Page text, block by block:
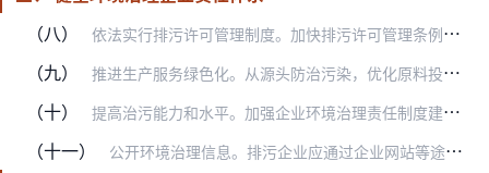
（八）
依法实行排污许可管理制度。加快排污许可管理条例立法进程，完善排污许可制度，加强对企业排污行为的监督检查。按照新老有别、平稳过渡原则，妥善处理排污许可与环评制度的…
（九） 推进生产服务绿色化。从源头防治污染，优化原料投入，依法依规淘汰落后生产工艺技术。积极践行绿色生产方式，大力开展技术创新，加大清洁生产推行力度，加强全过程管理，减…
（十） 提高治污能力和水平。加强企业环境治理责任制度建设，督促企业严格执行法律法规，接受社会监督。重点排污企业要安装使用监测设备并确保正常运行，坚决杜绝治理效果和监测数…
（十一） 公开环境治理信息。排污企业应通过企业网站等途径依法公开主要污染物名称、排放方式、执行标准以及污染防治设施建设和运行情况，并对信息真实性负责。鼓励排污企业在确保安…